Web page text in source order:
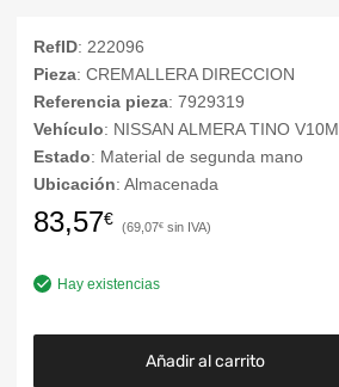
RefID: 222096
Pieza: CREMALLERA DIRECCION
Referencia pieza: 7929319
Vehículo: NISSAN ALMERA TINO V10M
Estado: Material de segunda mano
Ubicación: Almacenada
83,57€ 69,07€
Hay existencias
Añadir al carrito